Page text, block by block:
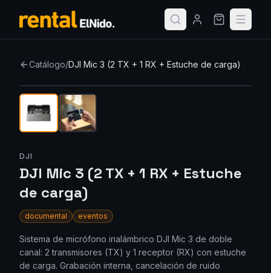
Catálogo/DJI Mic 3 (2 TX + 1 RX + Estuche de carga)
Nuevo
DJI
DJI Mic 3 (2 TX + 1 RX + Estuche
de carga)
documental eventos
Sistema de micrófono inalámbrico DJI Mic 3 de doble
canal: 2 transmisores (TX) y 1 receptor (RX) con estuche
de carga. Grabación interna, cancelación de ruido